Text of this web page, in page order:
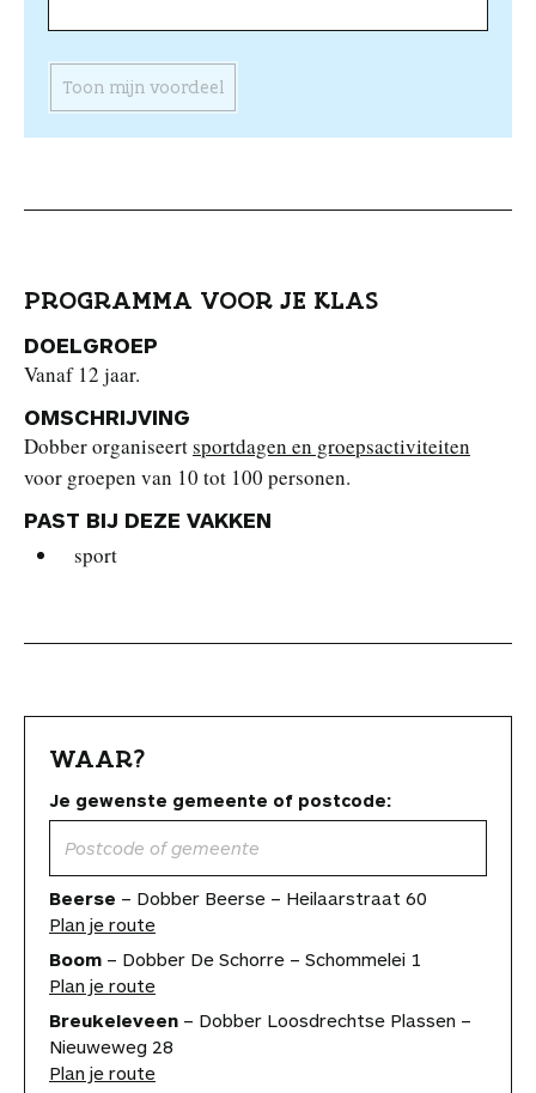
Toon mijn voordeel
PROGRAMMA VOOR JE KLAS
DOELGROEP
Vanaf 12 jaar.
OMSCHRIJVING
Dobber organiseertsportdagen en groepsactiviteiten
voor groepen van 10 tot 100 personen.
PAST BIJ DEZE VAKKEN
sport
WAAR?
Je gewenste gemeente of postcode:
Beerse – Dobber Beerse – Heilaarstraat 60
Plan je route
Boom – Dobber De Schorre – Schommelei 1
Plan je route
Breukeleveen – Dobber Loosdrechtse Plassen –
Nieuweweg 28
Plan je route